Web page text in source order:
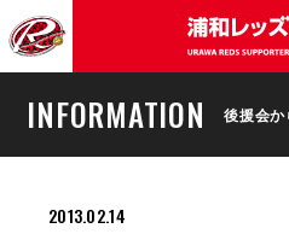
INFORMATION 後援会
2013.02.14